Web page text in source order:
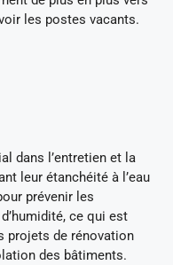
les postes vacants.
dans l’entretien et la
leur étanchéité à l’eau
prévenir les
ce qui est
projets de rénovation
des bâtiments.